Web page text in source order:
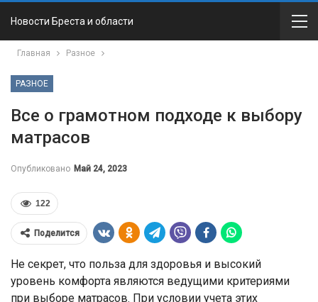
Новости Бреста и области
Главная Разное
РАЗНОЕ
Все о грамотном подходе к выбору
матрасов
Опубликовано Май 24, 2023
122
Поделится
Не секрет, что польза для здоровья и высокий
уровень комфорта являются ведущими критериями
при выборе матрасов. При условии учета этих